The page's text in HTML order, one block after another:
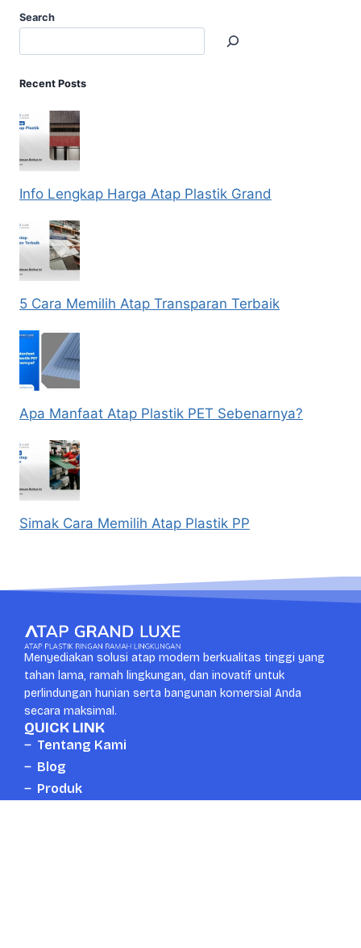
Search
Recent Posts
Info Lengkap Harga Atap Plastik Grand
5 Cara Memilih Atap Transparan Terbaik
Apa Manfaat Atap Plastik PET Sebenarnya?
Simak Cara Memilih Atap Plastik PP
Menyediakan solusi atap modern berkualitas tinggi yang
tahan lama, ramah lingkungan, dan inovatif untuk
perlindungan hunian serta bangunan komersial Anda
secara maksimal.
QUICK LINK
Tentang Kami
Blog
Produk